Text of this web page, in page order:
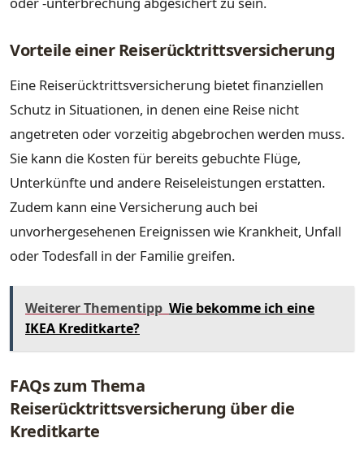
Vorteile einer Reiserücktrittsversicherung
Eine Reiserücktrittsversicherung bietet finanziellen
Schutz in Situationen, in denen eine Reise nicht
angetreten oder vorzeitig abgebrochen werden muss.
Sie kann die Kosten für bereits gebuchte Flüge,
Unterkünfte und andere Reiseleistungen erstatten.
Zudem kann eine Versicherung auch bei
unvorhergesehenen Ereignissen wie Krankheit, Unfall
oder Todesfall in der Familie greifen.
Weiterer Thementipp Wie bekomme ich eine
IKEA Kreditkarte?
FAQs zum Thema
Reiserücktrittsversicherung über die
Kreditkarte